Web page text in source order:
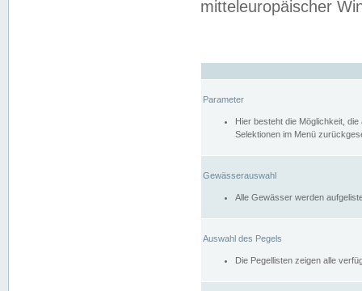
mitteleuropäischer
Parameter
Hier besteht die Möglichkeit,
Selektionen im Menü
Gewässerauswahl
Alle Gewässer werden
Auswahl des Pegels
Die Pegellisten zeigen alle